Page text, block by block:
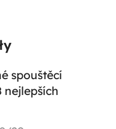
spouštěcí
nejlepších